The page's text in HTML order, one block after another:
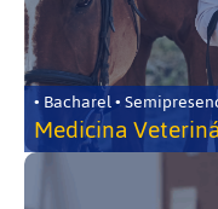
• Bacharel •
Medicina